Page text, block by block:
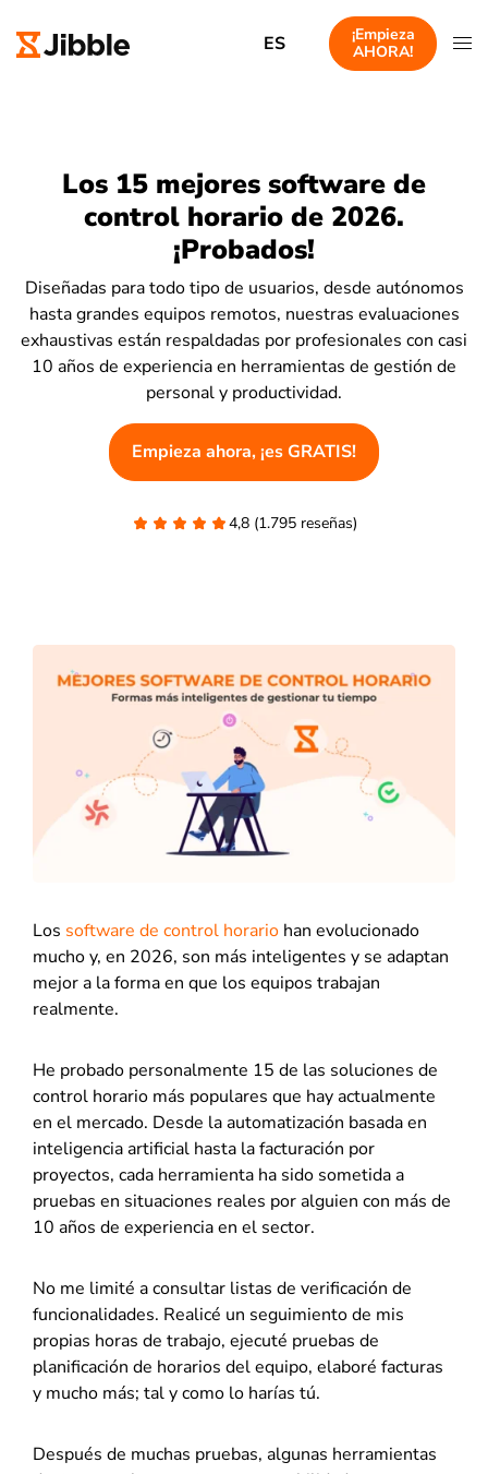
ES
¡Empieza
AHORA!
Los 15 mejores software de
control horario de 2026.
¡Probados!
Diseñadas para todo tipo de usuarios, desde autónomos
hasta grandes equipos remotos, nuestras evaluaciones
exhaustivas están respaldadas por profesionales con casi
10 años de experiencia en herramientas de gestión de
personal y productividad.
Empieza ahora, ¡es GRATIS!
4,8 (1.795 reseñas)
Los software de control horario han evolucionado
mucho y, en 2026, son más inteligentes y se adaptan
mejor a la forma en que los equipos trabajan
realmente.
He probado personalmente 15 de las soluciones de
control horario más populares que hay actualmente
en el mercado. Desde la automatización basada en
inteligencia artificial hasta la facturación por
proyectos, cada herramienta ha sido sometida a
pruebas en situaciones reales por alguien con más de
10 años de experiencia en el sector.
No me limité a consultar listas de verificación de
funcionalidades. Realicé un seguimiento de mis
propias horas de trabajo, ejecuté pruebas de
planificación de horarios del equipo, elaboré facturas
y mucho más; tal y como lo harías tú.
Después de muchas pruebas, algunas herramientas